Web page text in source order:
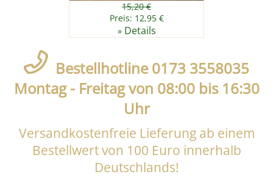
15,20 €
Preis: 12,95 €
» Details
Bestellhotline 0173 3558035
Montag - Freitag von 08:00 bis 16:30
Uhr
Versandkostenfreie Lieferung ab einem
Bestellwert von 100 Euro innerhalb
Deutschlands!